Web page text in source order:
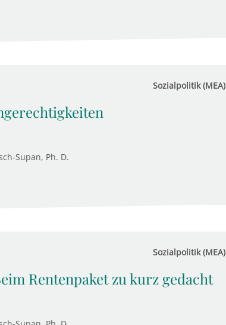
Sozialpolitik (MEA)
Supan, Ph. D.
Sozialpolitik (MEA)
Rentenpaket zu kurz gedacht